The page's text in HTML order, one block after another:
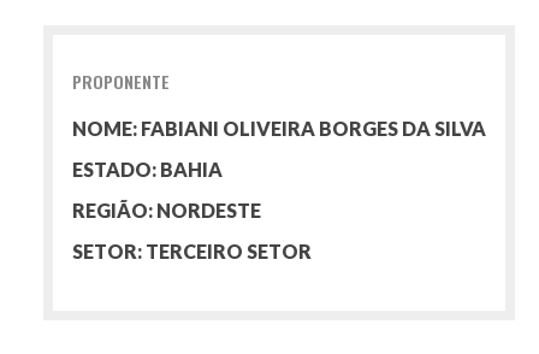
PROPONENTE
NOME: FABIANI OLIVEIRA BORGES DA SILVA
ESTADO: BAHIA
REGIÃO: NORDESTE
SETOR: TERCEIRO SETOR